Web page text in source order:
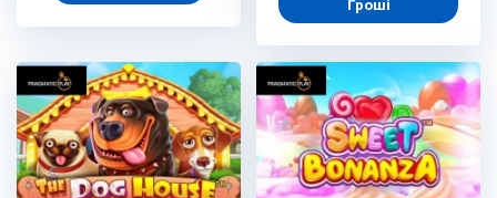
Гроші